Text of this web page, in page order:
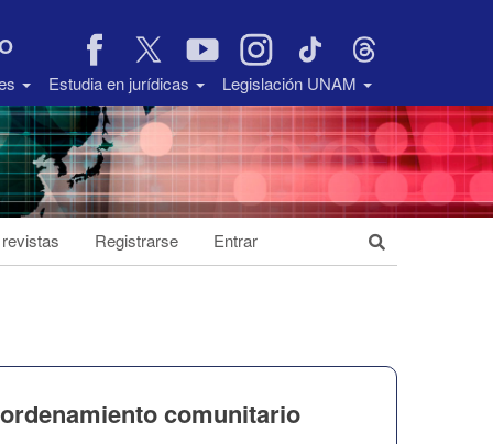
Estudia en jurídicas Legislación UNAM
Registrarse Entrar
comunitario